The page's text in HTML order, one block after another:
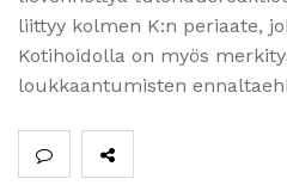
liittyy kolmen K:n periaate,
Kotihoidolla on myös
loukkaantumisten